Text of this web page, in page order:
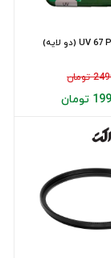
تومان